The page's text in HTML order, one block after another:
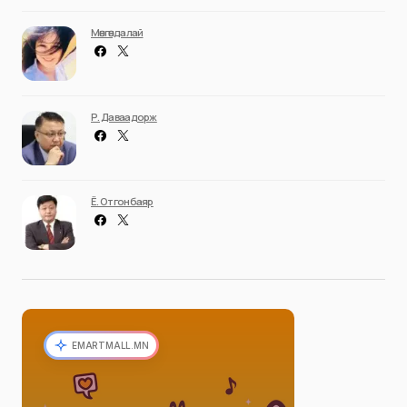
Мөнгөндалай
Р. Даваадорж
Ё. Отгонбаяр
EMARTMALL.MN